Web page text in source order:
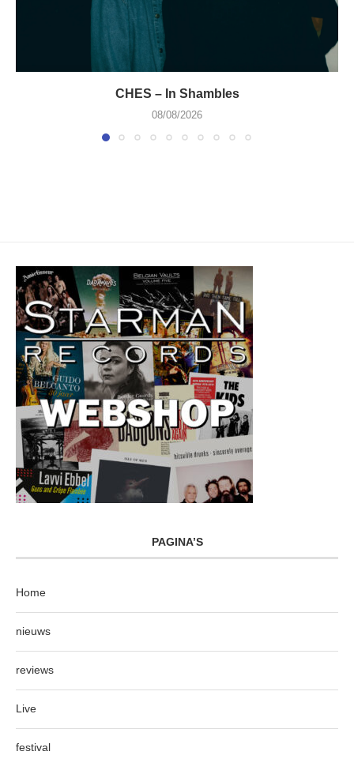
CHES – In Shambles
08/08/2026
PAGINA’S
Home
nieuws
reviews
Live
festival